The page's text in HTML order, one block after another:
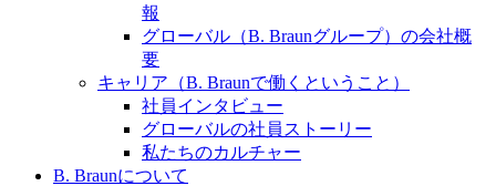
お問合せ先、価格情報、E-Shopのご案内など販売店さ
ま向けの情報スペースです。
お問合せフォームより、ご質問をお送りください。
報
グローバル（B. Braunグループ）の会社概
要
キャリア（B. Braunで働くということ）
社員インタビュー
グローバルの社員ストーリー
私たちのカルチャー
B. Braunについて